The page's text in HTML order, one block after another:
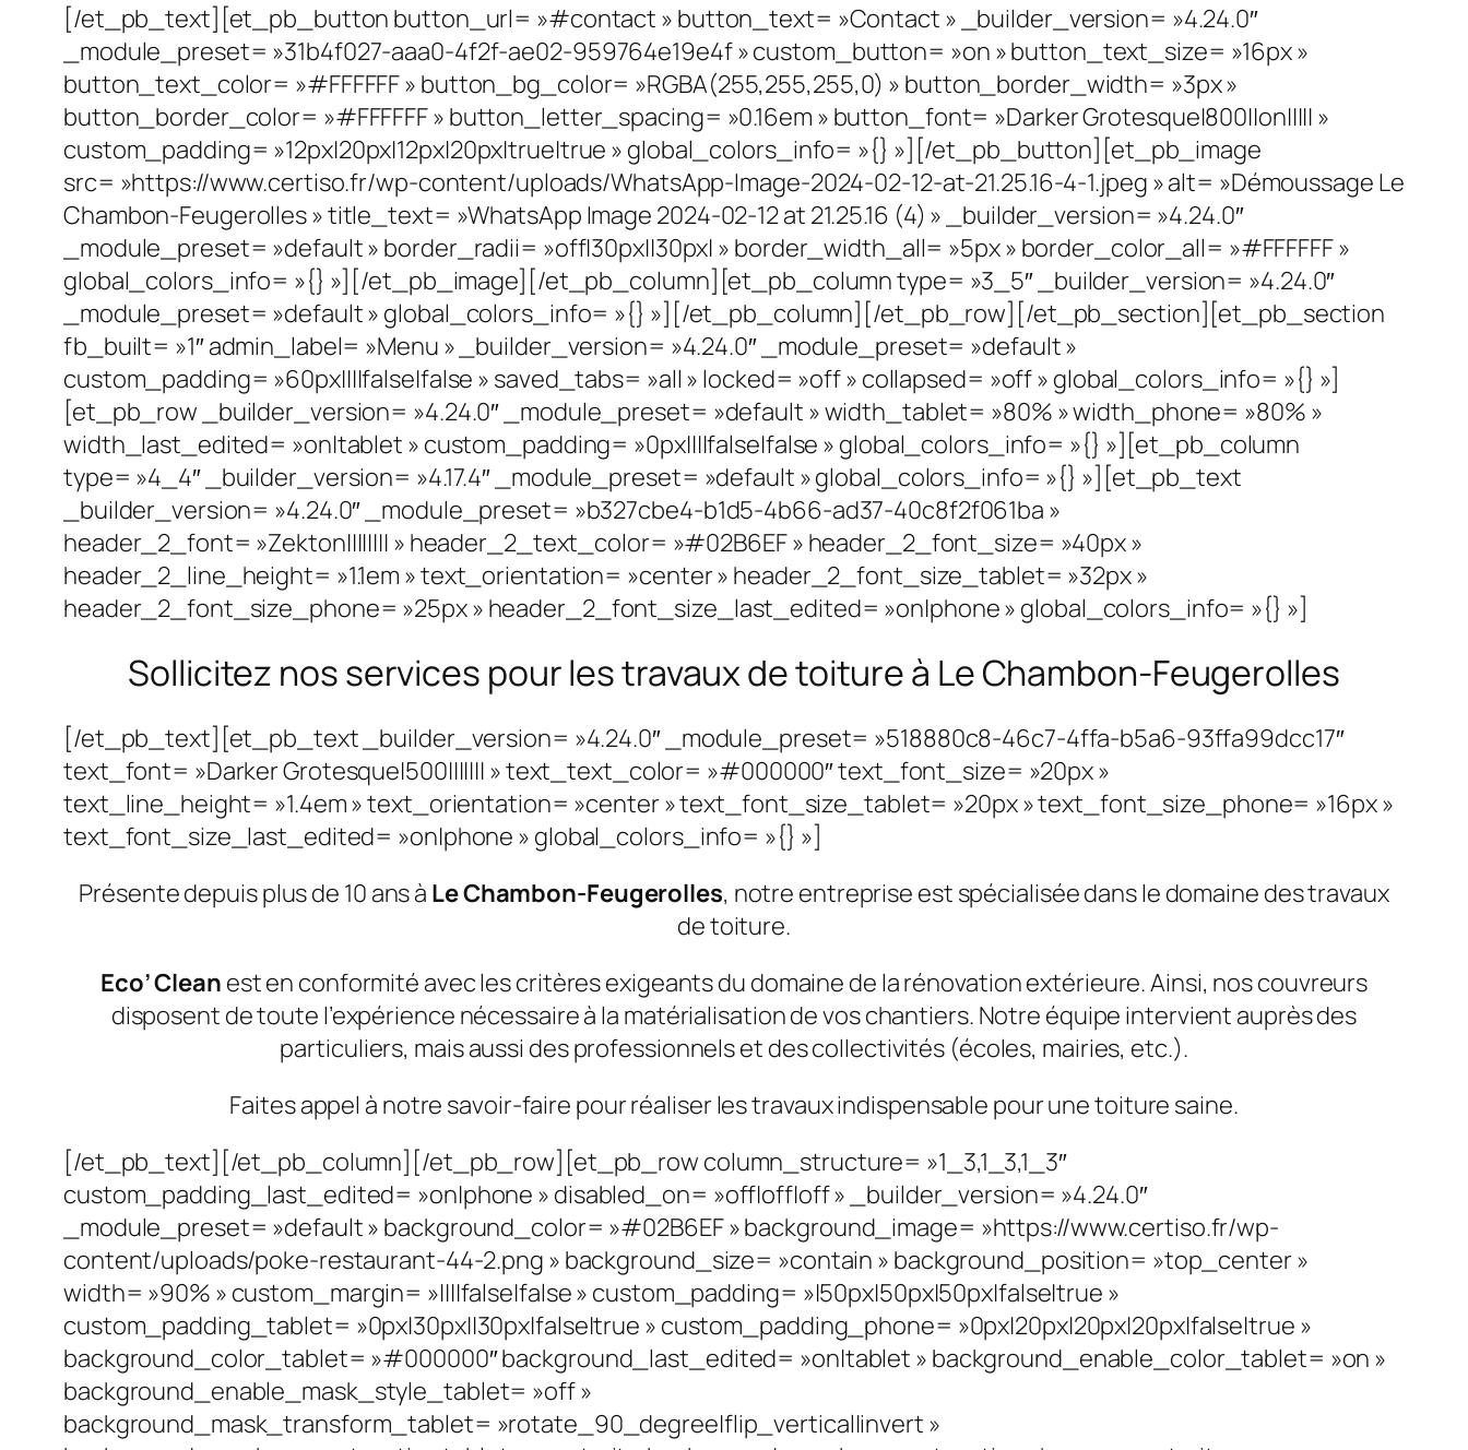
[/et_pb_text][et_pb_button button_url= »#contact » button_text= »Contact » _builder_version= »4.24.0″
_module_preset= »31b4f027-aaa0-4f2f-ae02-959764e19e4f » custom_button= »on » button_text_size= »16px »
button_text_color= »#FFFFFF » button_bg_color= »RGBA(255,255,255,0) » button_border_width= »3px »
button_border_color= »#FFFFFF » button_letter_spacing= »0.16em » button_font= »Darker Grotesque|800||on||||| »
custom_padding= »12px|20px|12px|20px|true|true » global_colors_info= »{} »][/et_pb_button][et_pb_image
src= »https://www.certiso.fr/wp-content/uploads/WhatsApp-Image-2024-02-12-at-21.25.16-4-1.jpeg » alt= »Démoussage Le
Chambon-Feugerolles » title_text= »WhatsApp Image 2024-02-12 at 21.25.16 (4) » _builder_version= »4.24.0″
_module_preset= »default » border_radii= »off|30px||30px| » border_width_all= »5px » border_color_all= »#FFFFFF »
global_colors_info= »{} »][/et_pb_image][/et_pb_column][et_pb_column type= »3_5″ _builder_version= »4.24.0″
_module_preset= »default » global_colors_info= »{} »][/et_pb_column][/et_pb_row][/et_pb_section][et_pb_section
fb_built= »1″ admin_label= »Menu » _builder_version= »4.24.0″ _module_preset= »default »
custom_padding= »60px||||false|false » saved_tabs= »all » locked= »off » collapsed= »off » global_colors_info= »{} »]
[et_pb_row _builder_version= »4.24.0″ _module_preset= »default » width_tablet= »80% » width_phone= »80% »
width_last_edited= »on|tablet » custom_padding= »0px||||false|false » global_colors_info= »{} »][et_pb_column
type= »4_4″ _builder_version= »4.17.4″ _module_preset= »default » global_colors_info= »{} »][et_pb_text
_builder_version= »4.24.0″ _module_preset= »b327cbe4-b1d5-4b66-ad37-40c8f2f061ba »
header_2_font= »Zekton|||||||| » header_2_text_color= »#02B6EF » header_2_font_size= »40px »
header_2_line_height= »1.1em » text_orientation= »center » header_2_font_size_tablet= »32px »
header_2_font_size_phone= »25px » header_2_font_size_last_edited= »on|phone » global_colors_info= »{} »]
Sollicitez nos services pour les travaux de toiture à Le Chambon-Feugerolles
[/et_pb_text][et_pb_text _builder_version= »4.24.0″ _module_preset= »518880c8-46c7-4ffa-b5a6-93ffa99dcc17″
text_font= »Darker Grotesque|500||||||| » text_text_color= »#000000″ text_font_size= »20px »
text_line_height= »1.4em » text_orientation= »center » text_font_size_tablet= »20px » text_font_size_phone= »16px »
text_font_size_last_edited= »on|phone » global_colors_info= »{} »]
Présente depuis plus de 10 ans à Le Chambon-Feugerolles, notre entreprise est spécialisée dans le domaine des travaux
de toiture.
Eco’ Clean est en conformité avec les critères exigeants du domaine de la rénovation extérieure. Ainsi, nos couvreurs
disposent de toute l’expérience nécessaire à la matérialisation de vos chantiers. Notre équipe intervient auprès des
particuliers, mais aussi des professionnels et des collectivités (écoles, mairies, etc.).
Faites appel à notre savoir-faire pour réaliser les travaux indispensable pour une toiture saine.
[/et_pb_text][/et_pb_column][/et_pb_row][et_pb_row column_structure= »1_3,1_3,1_3″
custom_padding_last_edited= »on|phone » disabled_on= »off|off|off » _builder_version= »4.24.0″
_module_preset= »default » background_color= »#02B6EF » background_image= »https://www.certiso.fr/wp-
content/uploads/poke-restaurant-44-2.png » background_size= »contain » background_position= »top_center »
width= »90% » custom_margin= »||||false|false » custom_padding= »|50px|50px|50px|false|true »
custom_padding_tablet= »0px|30px||30px|false|true » custom_padding_phone= »0px|20px|20px|20px|false|true »
background_color_tablet= »#000000″ background_last_edited= »on|tablet » background_enable_color_tablet= »on »
background_enable_mask_style_tablet= »off »
background_mask_transform_tablet= »rotate_90_degree|flip_vertical|invert »